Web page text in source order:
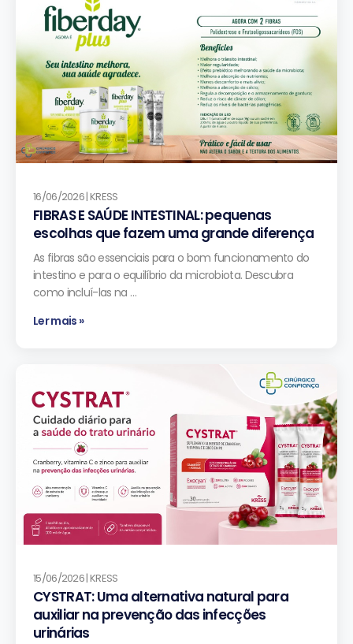
16/06/2026 | KRESS
FIBRAS E SAÚDE INTESTINAL: pequenas
escolhas que fazem uma grande diferença
As fibras são essenciais para o bom funcionamento do
intestino e para o equilíbrio da microbiota. Descubra
como incluí-las na …
Ler mais »
15/06/2026 | KRESS
CYSTRAT: Uma alternativa natural para
auxiliar na prevenção das infecções
urinárias